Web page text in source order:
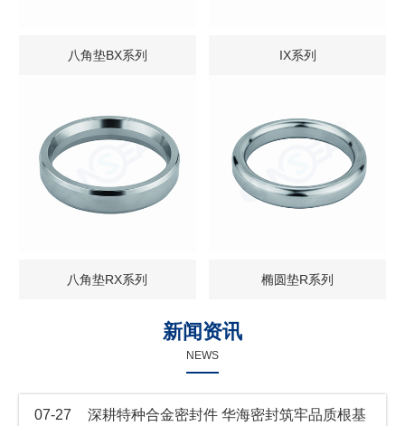
八角垫BX系列 IX系列
八角垫RX系列 椭圆垫R系列
新闻资讯
NEWS
07-27 深耕特种合金密封件 华海密封筑牢品质根基